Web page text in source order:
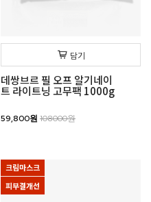
담기
데쌍브르 필 오프 알기네이
트 라이트닝 고무팩 1000g
59,800원 108000원
크림마스크
피부결개선